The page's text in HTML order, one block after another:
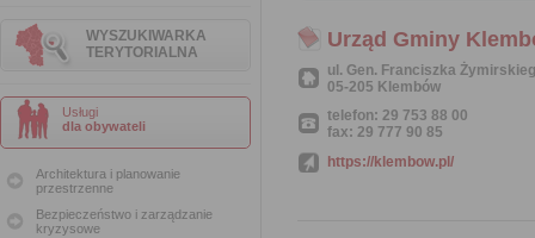
WYSZUKIWARKA
TERYTORIALNA
Usługi
dla obywateli
Architektura i planowanie
przestrzenne
Bezpieczeństwo i zarządzanie
kryzysowe
Urząd Gminy
ul. Gen. Franciszka
05-205 Klembów
telefon: 29 753 88 00
fax: 29 777 90 85
https://klembow.pl/